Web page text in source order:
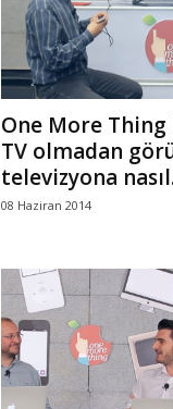
One More
TV olmadan
televizyona
08 Haziran 2014